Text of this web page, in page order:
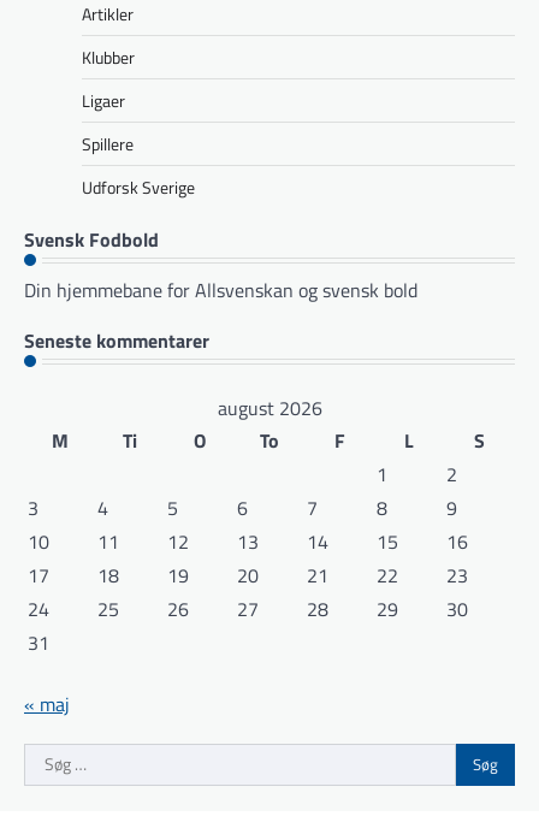
Artikler
Klubber
Ligaer
Spillere
Udforsk Sverige
Svensk Fodbold
Din hjemmebane for Allsvenskan og svensk bold
Seneste kommentarer
august 2026
M
Ti O To F L
S
1
2
3
4 5 6 7 8
9
10
11 12 13 14 15
16
17
18 19 20 21 22
23
24
25 26 27 28 29
30
31
« maj
Søg
efter: